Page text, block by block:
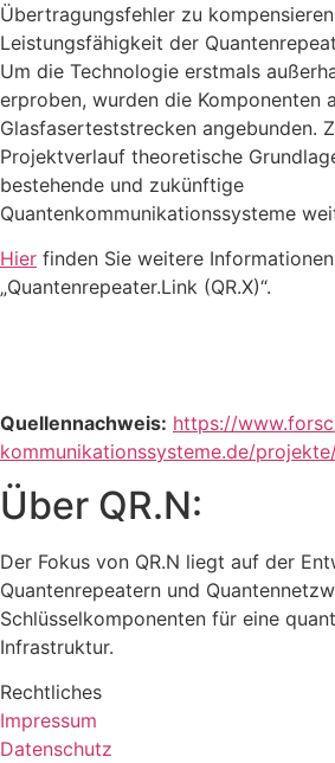
Übertragungsfehler zu
Leistungsfähigkeit der
Um die Technologie erstmals
erproben, wurden die Komponenten
Glasfaserteststrecken angebunden.
Projektverlauf theoretische
bestehende und zukünftige
Quantenkommunikationssysteme
Hier finden Sie weitere
„Quantenrepeater.Link (QR.X)“.
Quellennachweis: https://
kommunikationssysteme.de/
Über QR.N:
Der Fokus von QR.N liegt auf der
Quantenrepeatern und
Schlüsselkomponenten für eine
Infrastruktur.
Rechtliches
Impressum
Datenschutz